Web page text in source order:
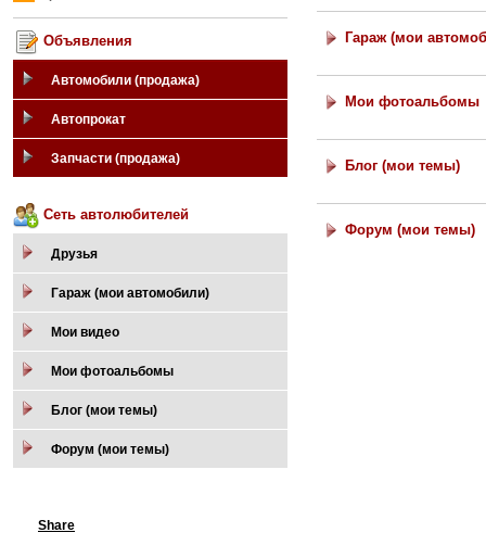
Объявления
Автомобили (продажа)
Автопрокат
Запчасти (продажа)
Сеть автолюбителей
Друзья
Гараж (мои автомобили)
Мои видео
Мои фотоальбомы
Блог (мои темы)
Форум (мои темы)
Share
Гараж (мои
Мои фотоальбомы
Блог (мои темы)
Форум (мои темы)